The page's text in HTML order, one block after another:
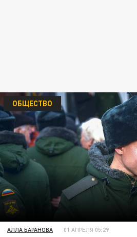
ОБЩЕСТВО
АЛЛА БАРАНОВА 01 АПРЕЛЯ 05:29